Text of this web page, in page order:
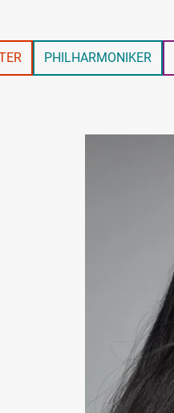
PHILHARMONIKER